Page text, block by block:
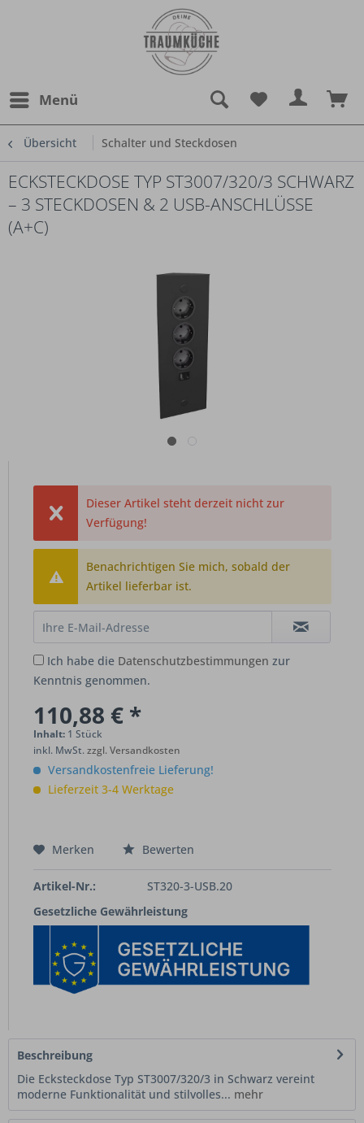
Menü
Übersicht Schalter und Steckdosen
ECKSTECKDOSE TYP ST3007/320/3 SCHWARZ
– 3 STECKDOSEN & 2 USB-ANSCHLÜSSE
(A+C)
Dieser Artikel steht derzeit nicht zur
Verfügung!
Benachrichtigen Sie mich, sobald der
Artikel lieferbar ist.
Ich habe die Datenschutzbestimmungen zur
Kenntnis genommen.
110,88 € *
Inhalt: 1 Stück
inkl. MwSt.zzgl. Versandkosten
Versandkostenfreie Lieferung!
Lieferzeit 3-4 Werktage
Merken Bewerten
Artikel-Nr.:
ST320-3-USB.20
Gesetzliche Gewährleistung
Beschreibung
Die Ecksteckdose Typ ST3007/320/3 in Schwarz vereint
moderne Funktionalität und stilvolles... mehr